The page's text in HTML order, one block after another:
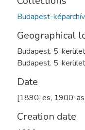
Budapest-
Geographical
Budapest. 5.
Budapest. 5.
Date
[1890-es, 1900-as
Creation date